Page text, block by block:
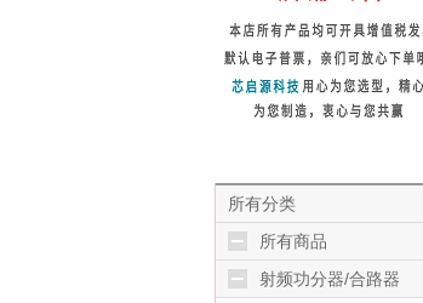
所有分类
所有商品
射频功分器/合路器